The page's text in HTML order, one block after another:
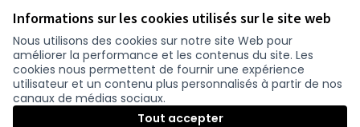
Informations sur les cookies utilisés sur le site web
Nous utilisons des cookies sur notre site Web pour
améliorer la performance et les contenus du site. Les
cookies nous permettent de fournir une expérience
utilisateur et un contenu plus personnalisés à partir de nos
canaux de médias sociaux.
Tout accepter
Conditions d'utilisation
Paramètres des cookies
participer.loire-atlantique.fr sur Facebook
(Nouvelle fenêtre)
participer.loire-atlantique.fr sur Instagram
(Nouvelle fenêtre)
participer.loire-atlantique.fr sur YouTube
(Nouvelle fenêtre)